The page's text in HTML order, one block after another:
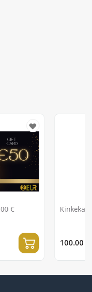
Kinkekaart 100.00 €
100.00 €